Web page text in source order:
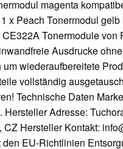
magenta
x Peach Tonermodul
CE322A Tonermodule von
Ausdrucke
um wiederaufbereitete
vollständig
Technische Daten
Hersteller Adresse:
CZ Hersteller Kontakt:
den EU-Richtlinien